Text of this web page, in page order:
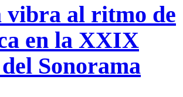
vibra al ritmo de
en la XXIX
Sonorama